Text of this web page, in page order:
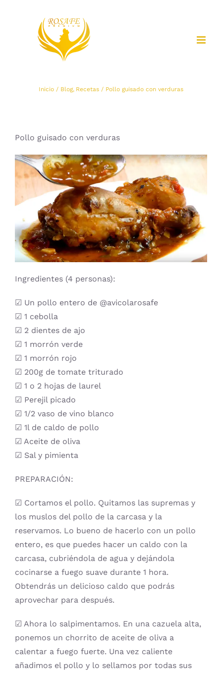
contenido
Inicio Blog Recetas Pollo guisado con verduras
Pollo guisado con verduras
Ingredientes (4 personas):
☑ Un pollo entero de @avicolarosafe
☑ 1 cebolla
☑ 2 dientes de ajo
☑ 1 morrón verde
☑ 1 morrón rojo
☑ 200g de tomate triturado
☑ 1 o 2 hojas de laurel
☑ Perejil picado
☑ 1/2 vaso de vino blanco
☑ 1l de caldo de pollo
☑ Aceite de oliva
☑ Sal y pimienta
PREPARACIÓN:
☑ Cortamos el pollo. Quitamos las supremas y
los muslos del pollo de la carcasa y la
reservamos. Lo bueno de hacerlo con un pollo
entero, es que puedes hacer un caldo con la
carcasa, cubriéndola de agua y dejándola
cocinarse a fuego suave durante 1 hora.
Obtendrás un delicioso caldo que podrás
aprovechar para después.
☑ Ahora lo salpimentamos. En una cazuela alta,
ponemos un chorrito de aceite de oliva a
calentar a fuego fuerte. Una vez caliente
añadimos el pollo y lo sellamos por todas sus